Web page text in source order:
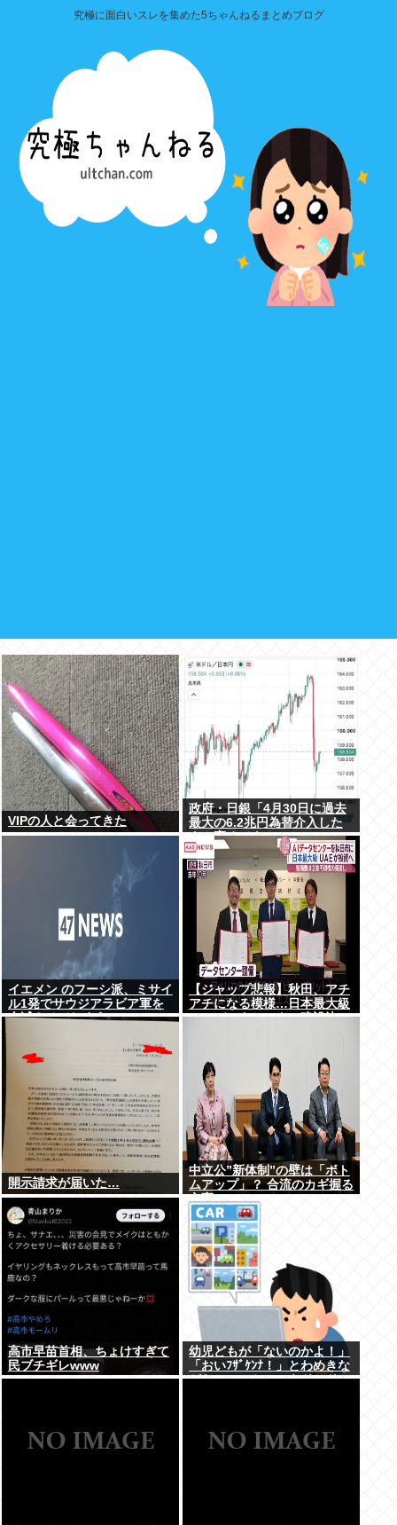
究極に面白いスレを集めた5ちゃんねるまとめブログ
VIPの人と会ってきた
政府・日銀「4月30日に過去
最大の6.2兆円為替介入した
よ！褒めてよ！」
イエメン のフーシ派、ミサイ
ル1発でサウジアラビア軍を
全滅させてしまうww
【ジャップ悲報】秋田、アチ
アチになる模様…日本最大級
のAIデータセンター建設決
開示請求が届いた…
中立公”新体制”の壁は「ボト
ムアップ」？ 合流のカギ握る
立憲
高市早苗首相、ちょけすぎて
民ブチギレwww
幼児どもが「ないのかよ！」
「おいﾌｻﾞｹﾝﾅ！」とわめきな
がらショーケースをドンドン